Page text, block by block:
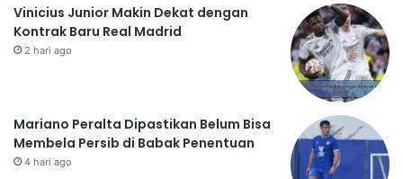
Vinicius Junior Makin Dekat dengan
Kontrak Baru Real Madrid
2 hari ago
Mariano Peralta Dipastikan Belum Bisa
Membela Persib di Babak Penentuan
4 hari ago